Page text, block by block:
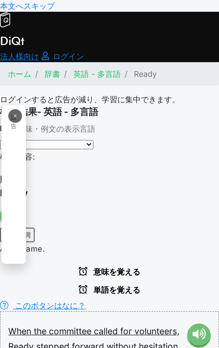
本文へスキップ
DiQt
法人様向け
ログイン
ホーム
辞書 英語 - 多言語 Ready
ログインすると広告が減り、学習に集中できます。
×
広
告
検索結果- 英語 - 多言語
意味・例文の表示言語
検索内容:
Ready
Ready
固有名詞
A surname.
意味を覚える
単語を覚える
このボタンはなに？
When the committee called for volunteers,